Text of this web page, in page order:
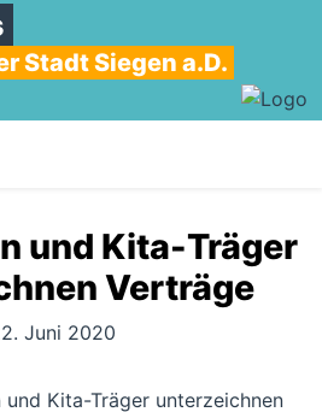
Stadt Siegen a.D.
und Kita-Träger
Verträge
Juni 2020